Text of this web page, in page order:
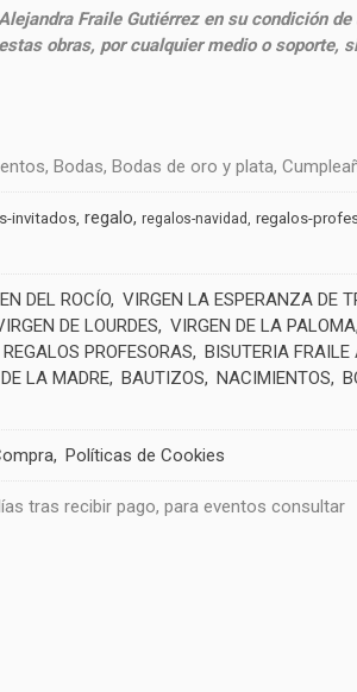
Fraile Gutiérrez en su condición
obras, por cualquier medio o soporte,
Bodas, Bodas de oro y plata,
invitados regalo regalos-navidad regalos-
DEL ROCÍO VIRGEN LA ESPERANZA DE
DE LOURDES VIRGEN DE LA PALOMA
REGALOS PROFESORAS BISUTERIA FRAILE
LA MADRE BAUTIZOS NACIMIENTOS
Políticas de Cookies
tras recibir pago, para eventos consultar